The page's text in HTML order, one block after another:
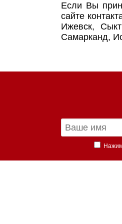
Если Вы
сайте
Ижевск,
Самарканд,